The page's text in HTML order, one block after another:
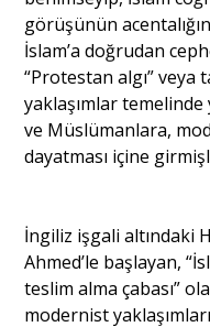
görüşünün
İslam’a doğrudan
“Protestan algı”
yaklaşımlar
ve Müslümanlara,
dayatması içine
İngiliz işgali altındaki
Ahmed’le başlayan,
teslim alma çabası”
modernist